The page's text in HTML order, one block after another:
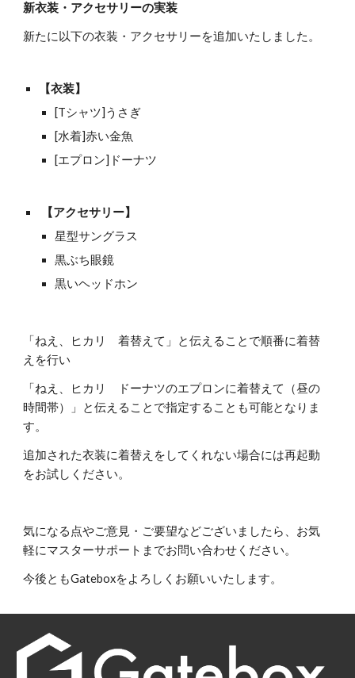
新衣装・アクセサリーの実装
新たに以下の衣装・アクセサリーを追加いたしました。
【衣装】
[Tシャツ]うさぎ
[水着]赤い金魚
[エプロン]ドーナツ
【アクセサリー】
星型サングラス
黒ぶち眼鏡
黒いヘッドホン
「ねえ、ヒカリ　着替えて」と伝えることで順番に着替
えを行い
「ねえ、ヒカリ　ドーナツのエプロンに着替えて（昼の
時間帯）」と伝えることで指定することも可能となりま
す。
追加された衣装に着替えをしてくれない場合には再起動
をお試しください。
気になる点やご意見・ご要望などございましたら、お気
軽にマスターサポートまでお問い合わせください。
今後ともGateboxをよろしくお願いいたします。